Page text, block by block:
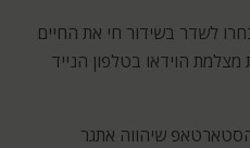
לשדר בשידור חי את החיים
הוידאו בטלפון הנייד
שיהווה אתגר